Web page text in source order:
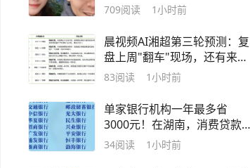
的粉丝，并非女友，已报警；
伴侣是圈外人不希望被打扰
709阅读 1小时前
晨视频AI湘超第三轮预测：复
盘上周"翻车"现场，还有来自
其他AI的尖锐点评
83阅读 1小时前
单家银行机构一年最多省
3000元！在湖南，消费贷款
或信用卡分期有利息补贴
34阅读 1小时前